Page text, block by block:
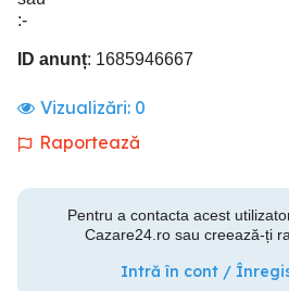
:-
ID anunț: 1685946667
Vizualizări: 0
Raportează
Pentru a contacta acest
Cazare24.ro sau creează-ți
Intră în cont /